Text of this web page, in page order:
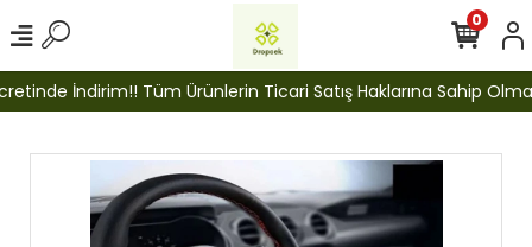
İndirim!! Tüm Ürünlerin Ticari Satış Haklarına Sahip
0